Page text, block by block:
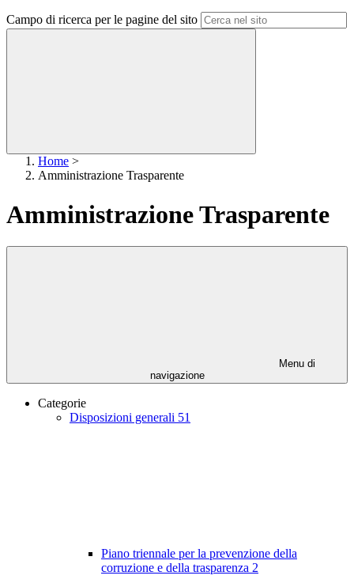
Campo di ricerca per le pagine del sito
Home >
Amministrazione Trasparente
Amministrazione Trasparente
Menu di
navigazione
Categorie
Disposizioni generali 51
Piano triennale per la prevenzione della
corruzione e della trasparenza 2